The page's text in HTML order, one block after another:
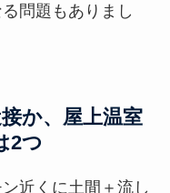
問題もありまし
か、屋上温室
2つ
近くに土間＋流し